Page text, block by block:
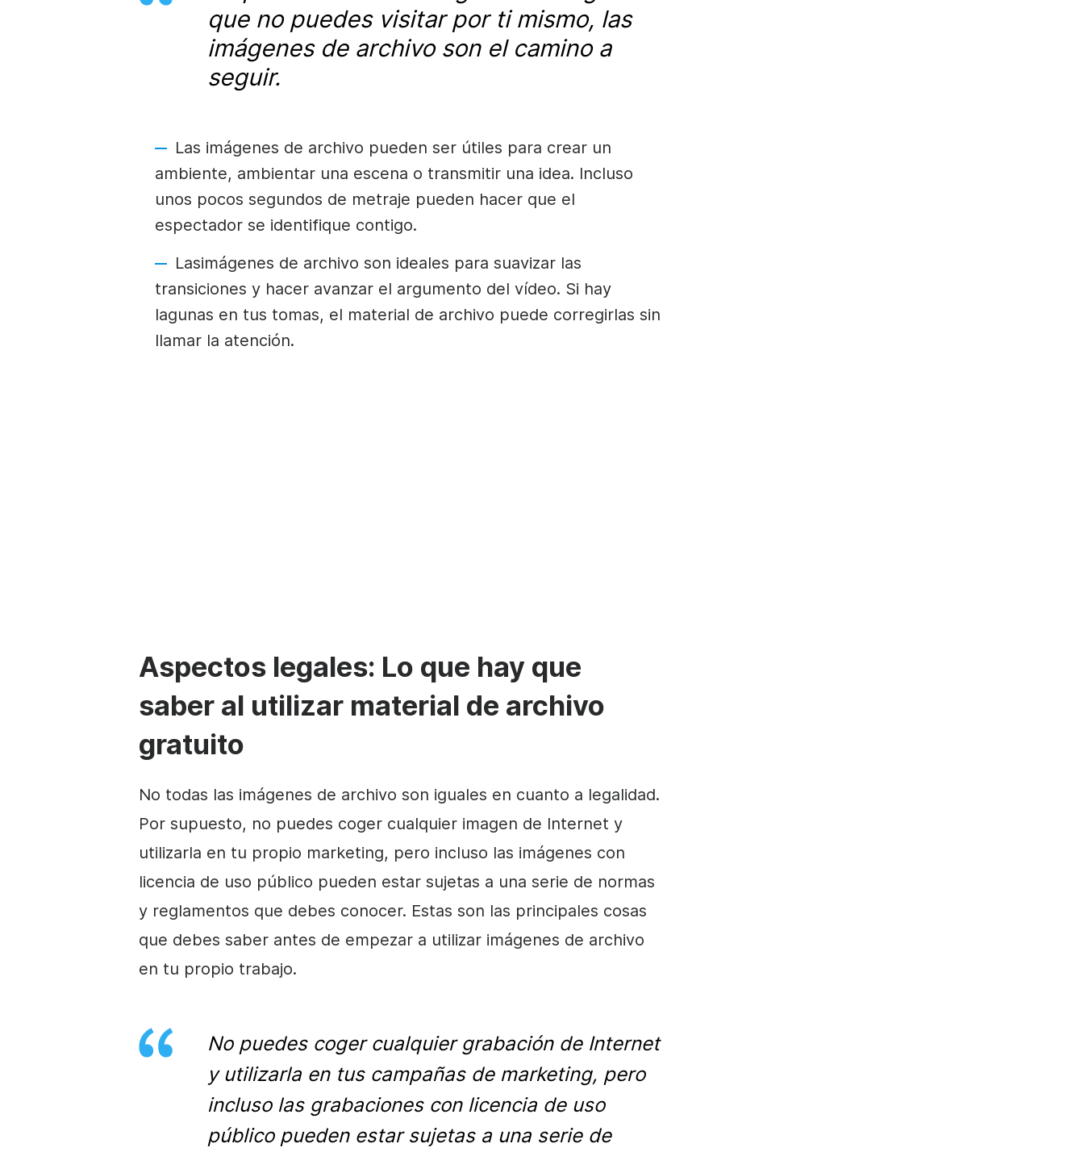
que no puedes visitar por ti mismo, las
imágenes de archivoson el camino a
seguir.
Las imágenes de archivo pueden ser útiles para crear un
ambiente, ambientar una escena o transmitir una idea. Incluso
unos pocos segundos de metraje pueden hacer que el
espectador se identifique contigo.
Lasimágenes de archivo son ideales para suavizar las
transiciones y hacer avanzar el argumento del vídeo. Si hay
lagunas en tus tomas, el material de archivo puede corregirlas sin
llamar la atención.
Aspectos legales: Lo que hay que
saber al utilizar material de archivo
gratuito
No todas las imágenes de archivo son iguales en cuanto a legalidad.
Por supuesto, no puedes coger cualquier imagen de Internet y
utilizarla en tu propio marketing, pero incluso las imágenes con
licencia de uso público pueden estar sujetas a una serie de normas
y reglamentos que debes conocer. Estas son las principales cosas
que debes saber antes de empezar a utilizar imágenes de archivo
en tu propio trabajo.
No puedes coger cualquier grabación de Internet
y utilizarla en tus campañas de marketing, pero
incluso las grabaciones con licencia de uso
público pueden estar sujetas a una serie de